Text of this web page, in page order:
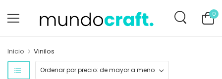
0
Inicio Vinilos